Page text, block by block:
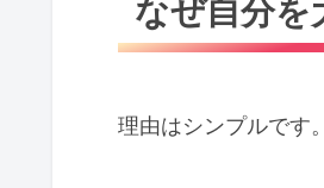
なぜ自分を
理由はシンプルです。